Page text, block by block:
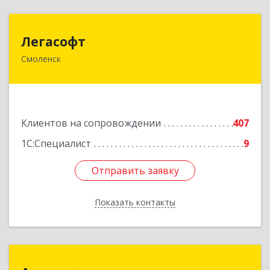
Легасофт
Смоленск
Клиентов на сопровождении
407
1С:Специалист
9
Отправить заявку
Показать контакты
214018, Смоленская обл, Смоленск г, Ново-
Отправить заявку
Назад